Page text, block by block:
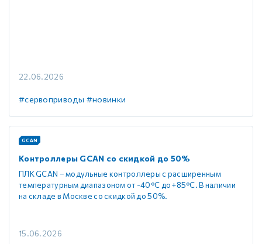
22.06.2026
#сервоприводы #новинки
GCAN
Контроллеры GCAN со скидкой до 50%
ПЛК GCAN – модульные контроллеры с расширенным
температурным диапазоном от -40°C до +85°C. В наличии
на складе в Москве со скидкой до 50%.
15.06.2026